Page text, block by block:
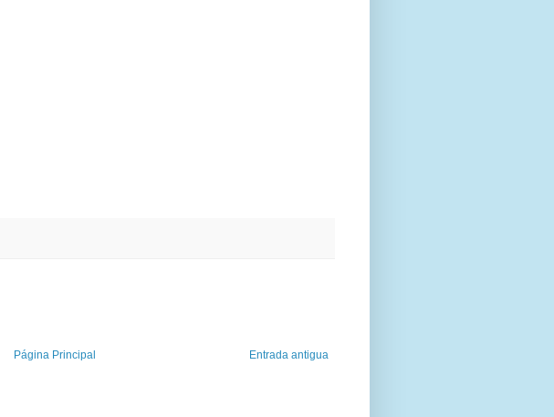
Entrada antigua
Página Principal